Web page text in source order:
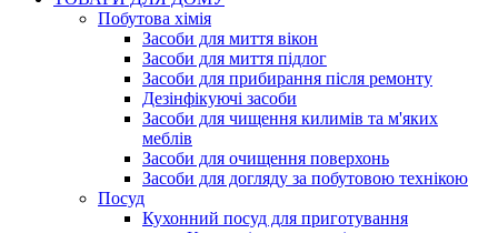
Побутова хімія
Засоби для миття вікон
Засоби для миття підлог
Засоби для прибирання після ремонту
Дезінфікуючі засоби
Засоби для чищення килимів та м'яких
меблів
Засоби для очищення поверхонь
Засоби для догляду за побутовою технікою
Посуд
Кухонний посуд для приготування